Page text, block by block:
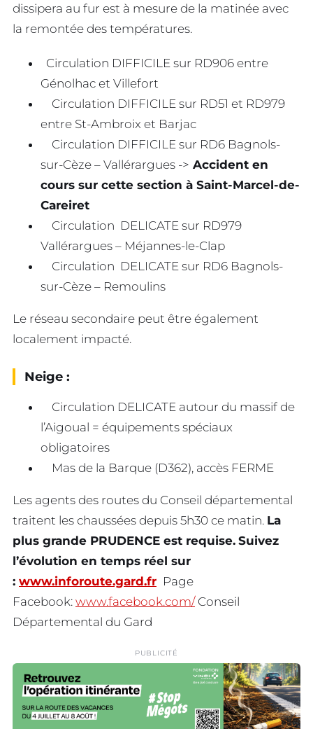
dissipera au fur est à mesure de la matinée avec
la remontée des températures.
Circulation DIFFICILE sur RD906 entre
Génolhac et Villefort
Circulation DIFFICILE sur RD51 et RD979
entre St-Ambroix et Barjac
Circulation DIFFICILE sur RD6 Bagnols-
sur-Cèze – Vallérargues -> Accident en
cours sur cette section à Saint-Marcel-de-
Careiret
Circulation DELICATE sur RD979
Vallérargues – Méjannes-le-Clap
Circulation DELICATE sur RD6 Bagnols-
sur-Cèze – Remoulins
Le réseau secondaire peut être également
localement impacté.
Neige :
Circulation DELICATE autour du massif de
l’Aigoual = équipements spéciaux
obligatoires
Mas de la Barque (D362), accès FERME
Les agents des routes du Conseil départemental
traitent les chaussées depuis 5h30 ce matin. La
plus grande PRUDENCE est requise. Suivez
l’évolution en temps réel sur
: www.inforoute.gard.fr Page
Facebook: www.facebook.com/Conseil
Départemental du Gard
PUBLICITÉ